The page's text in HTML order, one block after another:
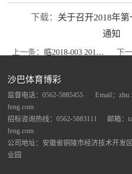
下载： 关于召开2018年
通知
上一条： 临2018-003 2018年第一次临时股东大会决议公告 下
沙巴体育博彩
监督电话：0562-5885455
Email：
feng.com
招标咨询热线：0562-5883111
邮箱：
feng.com
公司地址：安徽省铜陵市经济技术开发
业园